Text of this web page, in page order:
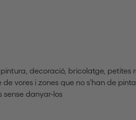
decoració, bricolatge, petites
vores i zones que no s'han de
sense danyar-los